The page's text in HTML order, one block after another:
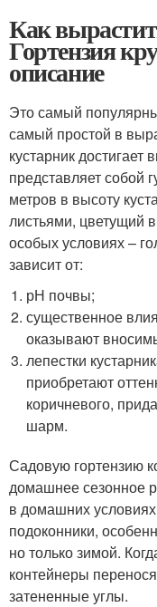
Как
Гортензия
описание
Это самый
самый простой в
кустарник
представляет собой
метров в высоту
листьями, цветущий
особых условиях –
зависит от:
рН почвы;
существенное
оказывают
лепестки
приобретают
коричневого,
шарм.
Садовую гортензию
домашнее сезонное
в домашних
подоконники,
но только зимой.
контейнеры
затененные углы.